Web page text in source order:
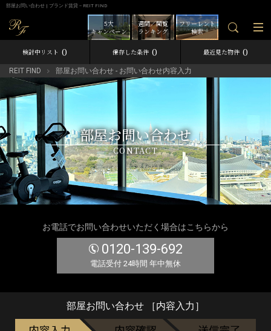
部屋お問い合わせ | ブランド賃貸－REIT FIND
フリーレント
検索
週間／閲覧
ランキング
5大
キャンペーン
検討中リスト 0 保存した条件 0 最近見た物件 0
REIT FIND 部屋お問い合わせ - お問い合わせ内容入力
部屋お問い合わせ
CONTACT
お電話でお問い合わせいただく場合はこちらから
0120-139-692
電話受付 24時間 年中無休
部屋お問い合わせ ［内容入力］